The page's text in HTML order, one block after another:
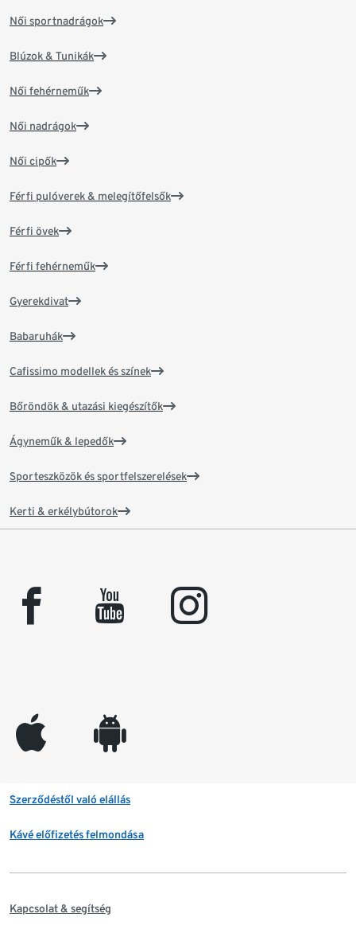
Női sportnadrágok
Blúzok & Tunikák
Női fehérneműk
Női nadrágok
Női cipők
Férfi pulóverek & melegítőfelsők
Férfi övek
Férfi fehérneműk
Gyerekdivat
Babaruhák
Cafissimo modellek és színek
Bőröndök & utazási kiegészítők
Ágyneműk & lepedők
Sporteszközök és sportfelszerelések
Kerti & erkélybútorok
facebook youtube instagram
appleinc android
Szerződéstől való elállás
Kávé előfizetés felmondása
Kapcsolat & segítség